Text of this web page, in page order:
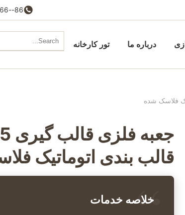
86--15689156266
درباره ما تور کارخانه
قالب بندی اتوماتیک
خلاصه خدمات